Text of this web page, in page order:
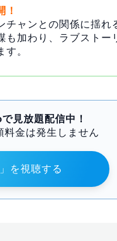
！
チャンとの関係に揺れ
も加わり、ラブストー
。
見放題配信中！
料金は発生しません
を視聴する